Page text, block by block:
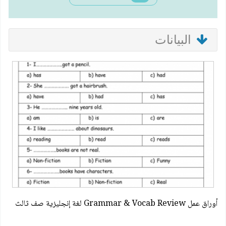
البيانات
أوراق عمل Grammar & Vocab Review لغة إنجليزية صف ثالث